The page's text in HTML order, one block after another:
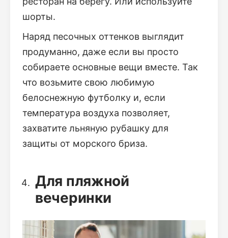
шорты.
Наряд песочных оттенков выглядит
продуманно, даже если вы просто
собираете основные вещи вместе. Так
что возьмите свою любимую
белоснежную футболку и, если
температура воздуха позволяет,
захватите льняную рубашку для
защиты от морского бриза.
Для пляжной
вечеринки